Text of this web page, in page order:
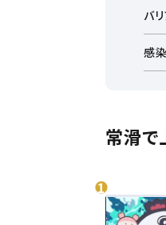
第4
■ト
な
最
バ
感
常滑で